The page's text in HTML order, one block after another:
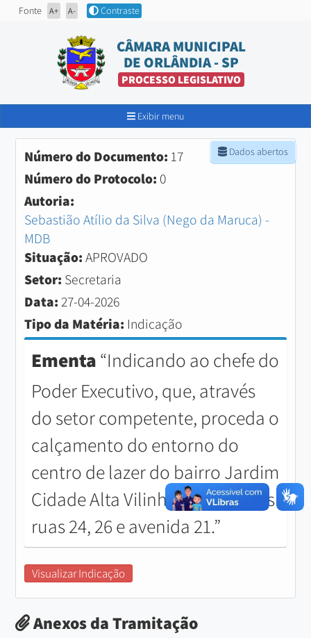
Fonte A+ A- Contraste
CÂMARA MUNICIPAL
DE ORLÂNDIA - SP
PROCESSO LEGISLATIVO
Exibir menu
Dados abertos
Número do Documento: 17
Número do Protocolo: 0
Autoria:
Sebastião Atílio da Silva (Nego da Maruca) -
MDB
Situação:APROVADO
Setor: Secretaria
Data:27-04-2026
Tipo da Matéria: Indicação
Ementa“Indicando ao chefe do
Poder Executivo, que, através
do setor competente, proceda o
calçamento do entorno do
centro de lazer do bairro Jardim
Cidade Alta Vilinha, ou seja, nas
ruas 24, 26 e avenida 21.”
Visualizar Indicação
Anexos da Tramitação